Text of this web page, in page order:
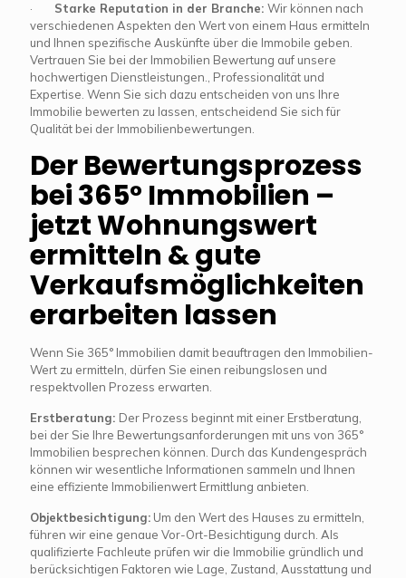
· Starke Reputation in der Branche: Wir können nach
verschiedenen Aspekten den Wert von einem Haus ermitteln
und Ihnen spezifische Auskünfte über die Immobile geben.
Vertrauen Sie bei der Immobilien Bewertung auf unsere
hochwertigen Dienstleistungen., Professionalität und
Expertise. Wenn Sie sich dazu entscheiden von uns Ihre
Immobilie bewerten zu lassen, entscheidend Sie sich für
Qualität bei der Immobilienbewertungen.
Der Bewertungsprozess
bei 365° Immobilien –
jetzt Wohnungswert
ermitteln & gute
Verkaufsmöglichkeiten
erarbeiten lassen
Wenn Sie 365° Immobilien damit beauftragen den Immobilien-
Wert zu ermitteln, dürfen Sie einen reibungslosen und
respektvollen Prozess erwarten.
Erstberatung: Der Prozess beginnt mit einer Erstberatung,
bei der Sie Ihre Bewertungsanforderungen mit uns von 365°
Immobilien besprechen können. Durch das Kundengespräch
können wir wesentliche Informationen sammeln und Ihnen
eine effiziente Immobilienwert Ermittlung anbieten.
Objektbesichtigung: Um den Wert des Hauses zu ermitteln,
führen wir eine genaue Vor-Ort-Besichtigung durch. Als
qualifizierte Fachleute prüfen wir die Immobilie gründlich und
berücksichtigen Faktoren wie Lage, Zustand, Ausstattung und